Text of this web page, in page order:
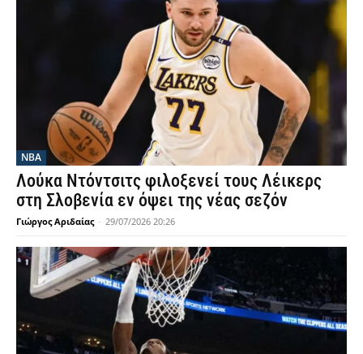
NBA
Λούκα Ντόντσιτς φιλοξενεί τους Λέικερς
στη Σλοβενία εν όψει της νέας σεζόν
Γιώργος Αριδαίας - 29/07/2026 20:26